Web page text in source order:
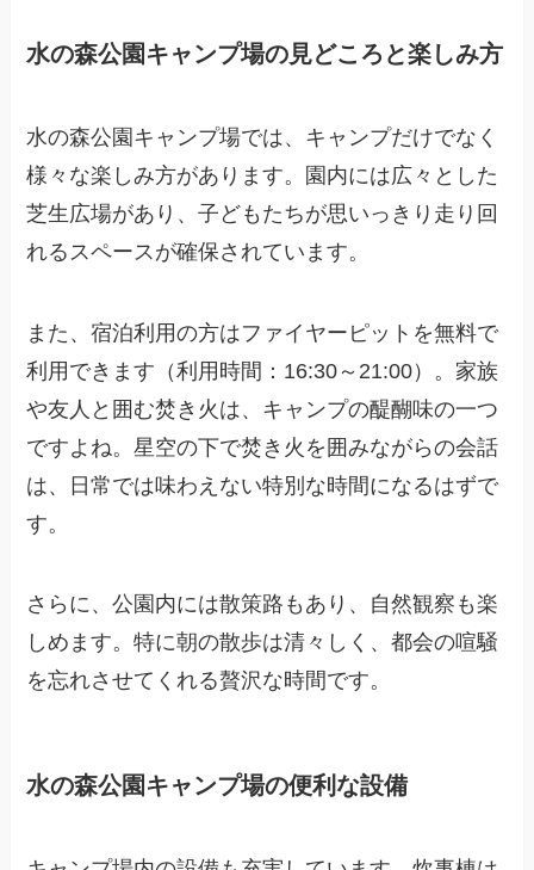
水の森公園キャンプ場の見どころと楽しみ方
水の森公園キャンプ場では、キャンプだけでなく
様々な楽しみ方があります。園内には広々とした
芝生広場があり、子どもたちが思いっきり走り回
れるスペースが確保されています。
また、宿泊利用の方はファイヤーピットを無料で
利用できます（利用時間：16:30～21:00）。家族
や友人と囲む焚き火は、キャンプの醍醐味の一つ
ですよね。星空の下で焚き火を囲みながらの会話
は、日常では味わえない特別な時間になるはずで
す。
さらに、公園内には散策路もあり、自然観察も楽
しめます。特に朝の散歩は清々しく、都会の喧騒
を忘れさせてくれる贅沢な時間です。
水の森公園キャンプ場の便利な設備